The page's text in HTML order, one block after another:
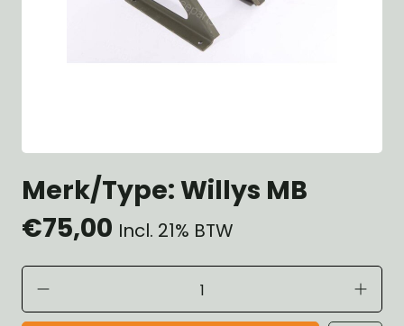
Merk/Type: Willys MB
€75,00 Incl. 21% BTW